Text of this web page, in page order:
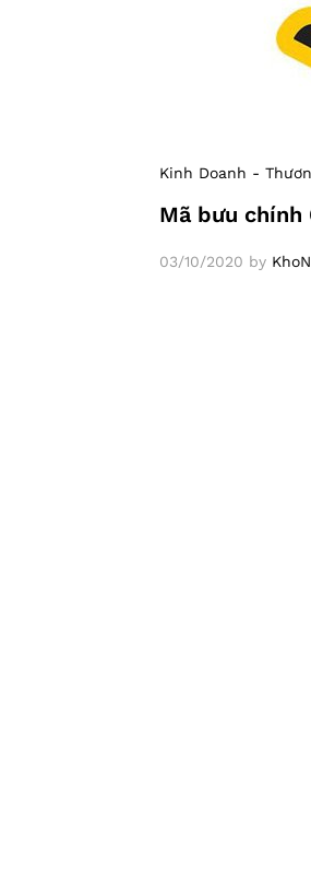
Kinh Doanh -
Mã bưu
03/10/2020 by